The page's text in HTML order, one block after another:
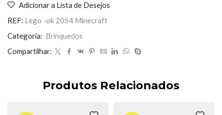
2054
Minecraft
quantidade
Adicionar a Lista de Desejos
REF: Lego -ok 2054 Minecraft
Categoria: Brinquedos
Compartilhar:
Produtos Relacionados